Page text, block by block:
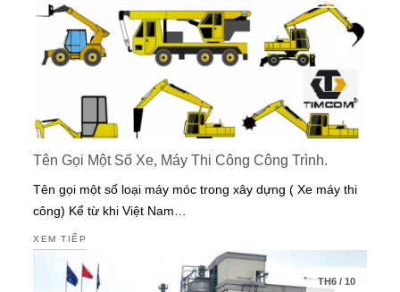
Tên Gọi Một Số Xe, Máy Thi Công Công Trình.
Tên gọi một số loại máy móc trong xây dựng ( Xe máy thi
công) Kể từ khi Việt Nam…
XEM TIẾP
TH6/ 10